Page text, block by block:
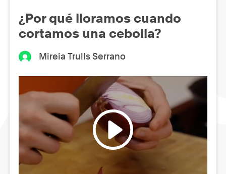
¿Por qué lloramos cuando
cortamos una cebolla?
Mireia Trulls Serrano